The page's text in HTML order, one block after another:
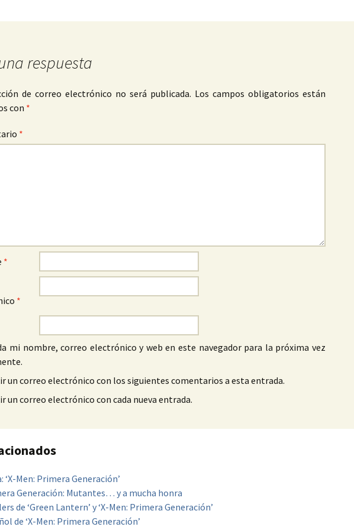
respuesta
de correo electrónico no será publicada. Los campos obligatorios están
con *
*
*
*
mi nombre, correo electrónico y web en este navegador para la próxima vez
un correo electrónico con los siguientes comentarios a esta entrada.
un correo electrónico con cada nueva entrada.
‘X-Men: Primera Generación’
Generación: Mutantes… y a mucha honra
de ‘Green Lantern’ y ‘X-Men: Primera Generación’
de ‘X-Men: Primera Generación’